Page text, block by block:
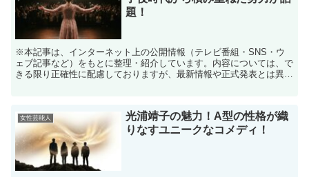
題！
※本記事は、インターネット上の公開情報（テレビ番組・SNS・ウ
ェブ記事など）をもとに整理・紹介しています。内容については、で
きる限り正確性に配慮しておりますが、最新情報や正式発表とは異な
女性芸能人
光浦靖子の魅力！A型の性格が織
りなすユニークなコメディ！